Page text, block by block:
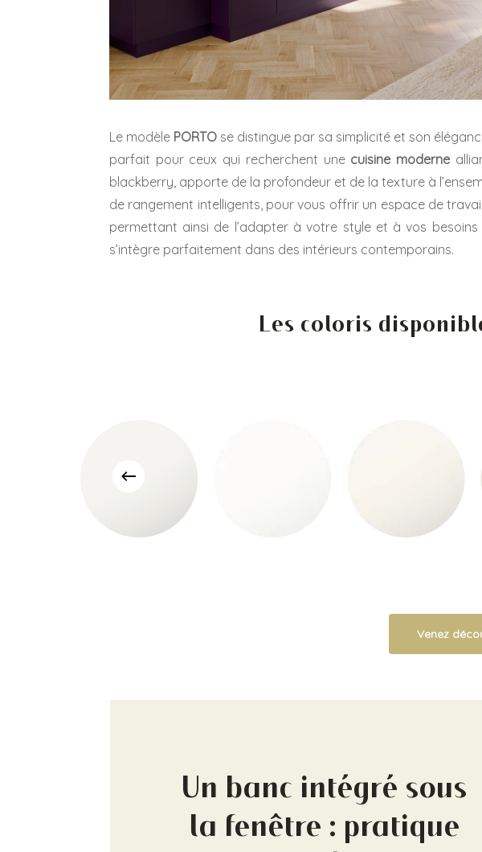
Le modèle PORTOse distingue par sa simplicité et son
parfait pour ceux qui recherchent une cuisine moderne
blackberry, apporte de la profondeur et de la texture à
de rangement intelligents, pour vous offrir un espace de
permettant ainsi de l’adapter à votre style et à vos
s’intègre parfaitement dans des intérieurs contemporains.
Les coloris
Venez
Un banc intégré sous
la fenêtre : pratique